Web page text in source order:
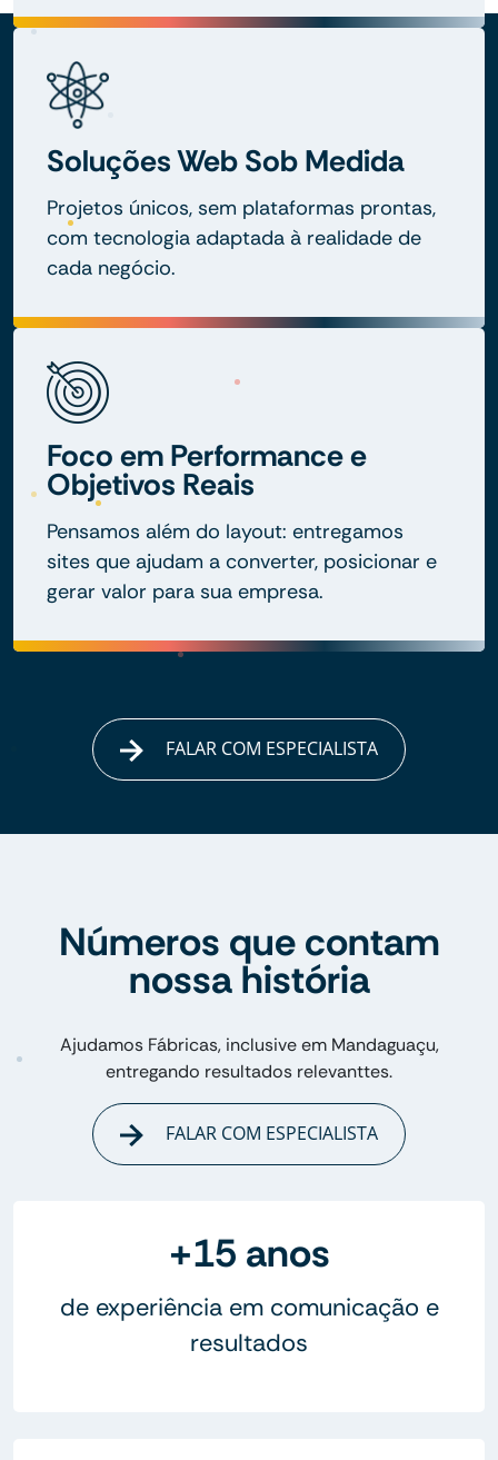
Soluções Web Sob Medida
Projetos únicos, sem plataformas prontas,
com tecnologia adaptada à realidade de
cada negócio.
Foco em Performance e
Objetivos Reais
Pensamos além do layout: entregamos
sites que ajudam a converter, posicionar e
gerar valor para sua empresa.
FALAR COM ESPECIALISTA
Números que contam
nossa história
Ajudamos Fábricas, inclusive em Mandaguaçu,
entregando resultados relevanttes.
FALAR COM ESPECIALISTA
+15 anos
de experiência em comunicação e
resultados